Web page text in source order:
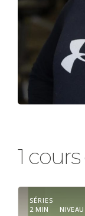
1
SÉRIES
2 MIN
NIVEAU